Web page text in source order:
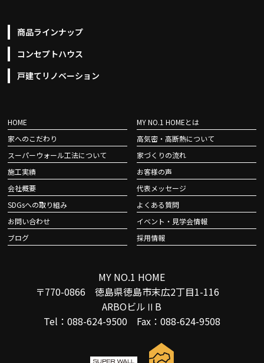
商品ラインナップ
コンセプトハウス
戸建てリノベーション
HOME
MY NO.1 HOMEとは
家へのこだわり
高気密・高断熱について
スーパーウォール工法について
家づくりの流れ
施工実績
お客様の声
会社概要
代表メッセージ
SDGsへの取り組み
よくある質問
お問い合わせ
イベント・見学会情報
ブログ
採用情報
MY NO.1 HOME
〒770-0866 徳島県徳島市末広2丁目1-116
ARBOビルⅡB
Tel：088-624-9500 Fax：088-624-9508